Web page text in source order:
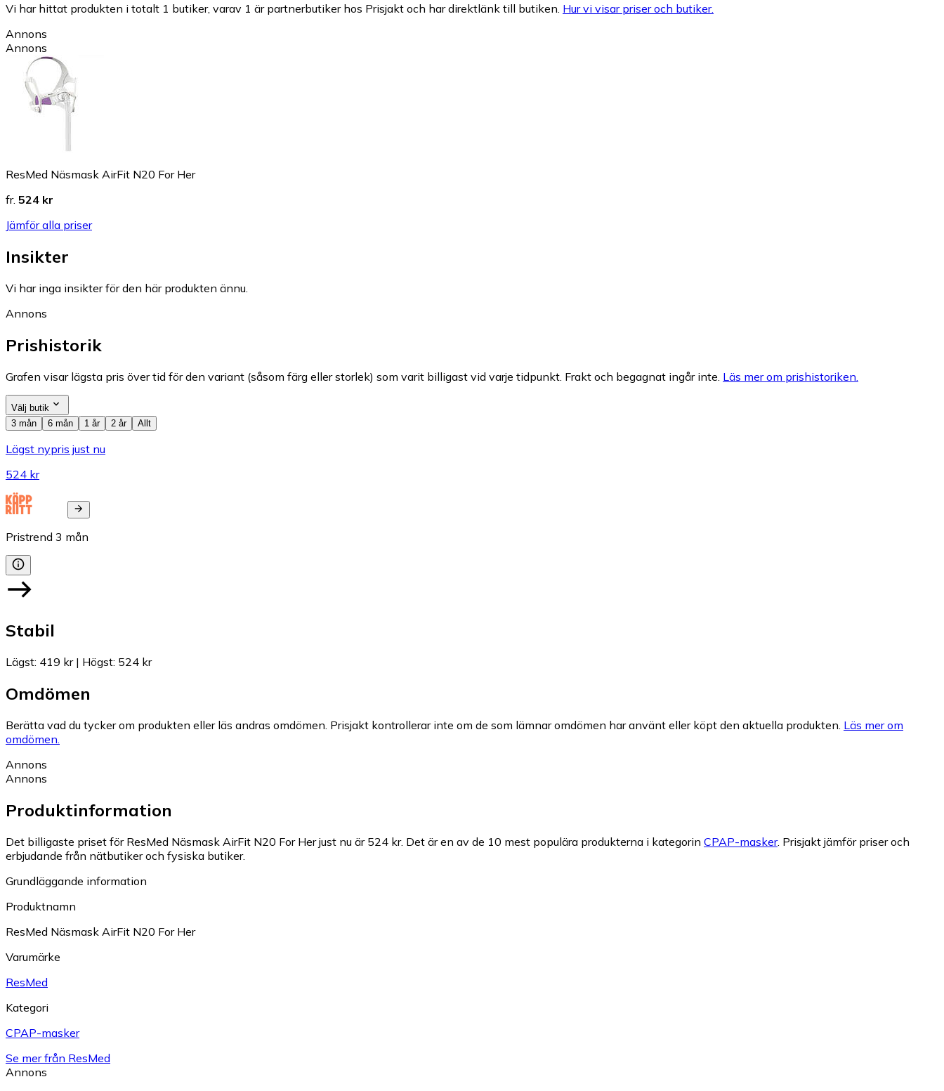
Vi har hittat produkten i totalt 1 butiker, varav 1 är partnerbutiker hos Prisjakt och har direktlänk till butiken. Hur vi visar priser och butiker.
Annons
Annons
ResMed Näsmask AirFit N20 For Her
fr. 524 kr
Jämför alla priser
Insikter
Vi har inga insikter för den här produkten ännu.
Annons
Prishistorik
Grafen visar lägsta pris över tid för den variant (såsom färg eller storlek) som varit billigast vid varje tidpunkt. Frakt och begagnat ingår inte. Läs mer om prishistoriken.
Välj butik
3 mån
6 mån 1 år 2 år Allt
Lägst nypris just nu
524 kr
Pristrend 3 mån
Stabil
Lägst: 419 kr| Högst: 524 kr
Omdömen
Berätta vad du tycker om produkten eller läs andras omdömen. Prisjakt kontrollerar inte om de som lämnar omdömen har använt eller köpt den aktuella produkten. Läs mer om
omdömen.
Annons
Annons
Produktinformation
Det billigaste priset för ResMed Näsmask AirFit N20 For Her just nu är 524 kr. Det är en av de 10 mest populära produkterna i kategorin CPAP-masker. Prisjakt jämför priser och
erbjudande från nätbutiker och fysiska butiker.
Grundläggande information
Produktnamn
ResMed Näsmask AirFit N20 For Her
Varumärke
ResMed
Kategori
CPAP-masker
Se mer från ResMed
Annons